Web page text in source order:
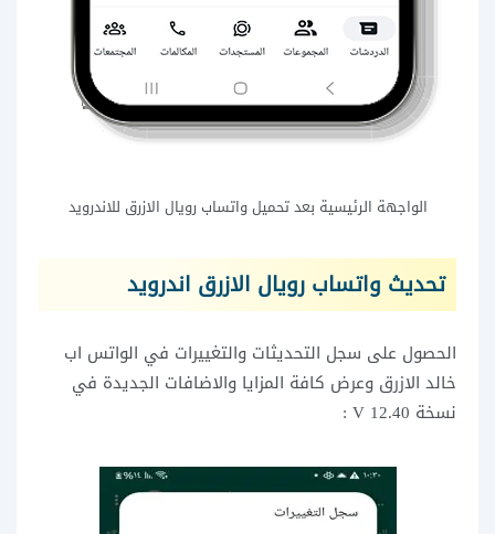
الواجهة الرئيسية بعد تحميل واتساب رويال الازرق للاندرويد
تحديث واتساب رويال الازرق اندرويد
الحصول على سجل التحديثات والتغييرات في الواتس اب
خالد الازرق وعرض كافة المزايا والاضافات الجديدة في
نسخة 12.40 V :